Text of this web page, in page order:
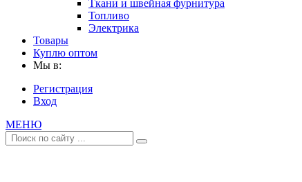
Ткани и швейная фурнитура
Топливо
Электрика
Товары
Куплю оптом
Мы в:
Регистрация
Вход
МЕНЮ